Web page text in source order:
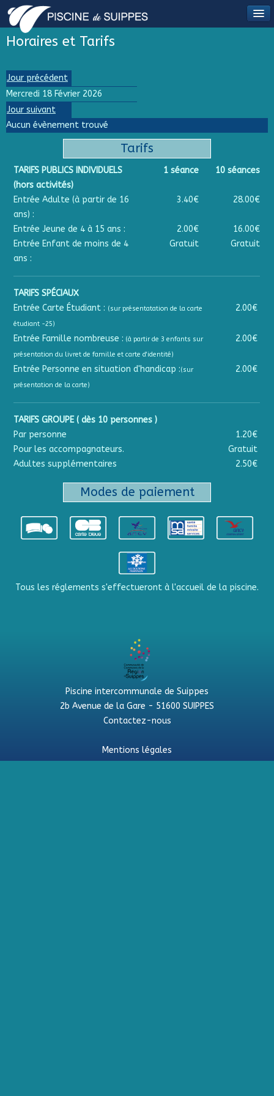
Horaires et Tarifs
Jour précédent
Mercredi 18 Février 2026
Jour suivant
Aucun évènement trouvé
Tarifs
TARIFS PUBLICS INDIVIDUELS
(hors activités)
1 séance 10 séances
Entrée Adulte (à partir de 16
ans) :
3.40€ 28.00€
Entrée Jeune de 4 à 15 ans : 2.00€
16.00€
Entrée Enfant de moins de 4
ans :
Gratuit Gratuit
TARIFS SPÉCIAUX
Entrée Carte Étudiant : (sur présentatation de la carte
étudiant -25)
2.00€
Entrée Famille nombreuse : (à partir de 3 enfants sur
présentation du livret de famille et carte d'identité)
2.00€
Entrée Personne en situation d'handicap :(sur
présentation de la carte)
2.00€
TARIFS GROUPE ( dès 10 personnes )
Par personne
1.20€
Pour les accompagnateurs.
Gratuit
Adultes supplémentaires
2.50€
Modes de paiement
Tous les réglements s'effectueront à l'accueil de la piscine.
Piscine intercommunale de Suippes
2b Avenue de la Gare - 51600 SUIPPES
Contactez-nous
Mentions légales